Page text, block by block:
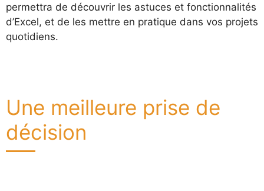
permettra de découvrir les astuces et fonctionnalités
d’Excel, et de les mettre en pratique dans vos projets
quotidiens.
Une meilleure prise de
décision